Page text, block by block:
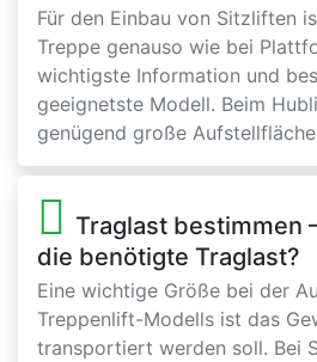
Für den Einbau von Sitzliften
Treppe genauso wie bei
wichtigste Information und
geeignetste Modell. Beim
genügend große
Traglast bestimmen
die benötigte Traglast?
Eine wichtige Größe bei der
Treppenlift-Modells ist das
transportiert werden soll. Bei